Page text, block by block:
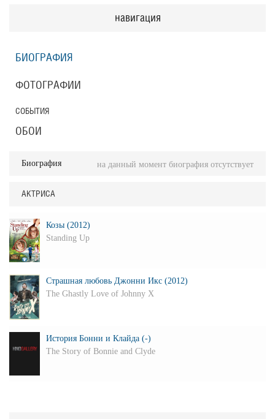
навигация
БИОГРАФИЯ
ФОТОГРАФИИ
СОБЫТИЯ
ОБОИ
Биография на данный момент биография отсутствует
АКТРИСА
Козы (2012)
Standing Up
Страшная любовь Джонни Икс (2012)
The Ghastly Love of Johnny X
История Бонни и Клайда (-)
The Story of Bonnie and Clyde